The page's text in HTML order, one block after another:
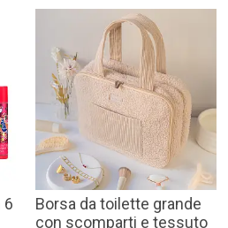
6
Borsa da toilette grande
con scomparti e tessuto